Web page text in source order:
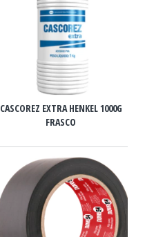
CASCOREZ EXTRA HENKEL 1000G
FRASCO